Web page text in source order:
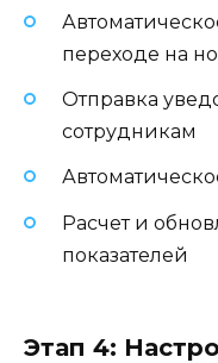
переходе на
Отправка
сотрудникам
Расчет и
показателей
Этап 4: